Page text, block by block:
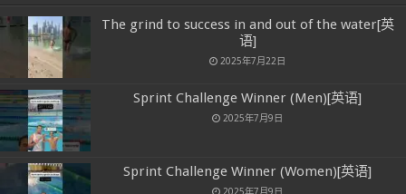
The grind to success in and out of the water[英
语]
2025年7月22日
Sprint Challenge Winner (Men)[英语]
2025年7月9日
Sprint Challenge Winner (Women)[英语]
2025年7月9日